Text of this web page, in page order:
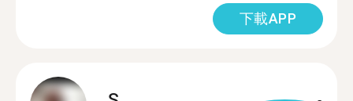
下載APP